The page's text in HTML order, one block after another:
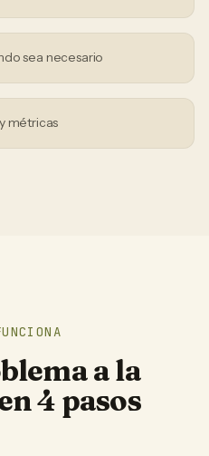
sea necesario
métricas
a la
4 pasos